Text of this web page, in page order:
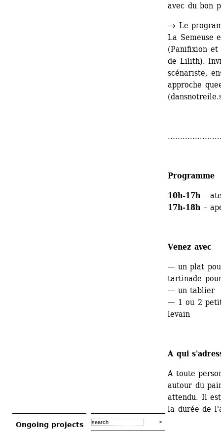
Ongoing projects
avec du bon
→ Le
La Semeuse
(Panifixion
de Lilith).
scénariste,
approche
Programme
10h-17h–
17h-18h–
Venez avec
— un plat
tartinade
— un tablier
— 1 ou 2
levain
A qui
A toute
autour du
attendu. Il
la durée de